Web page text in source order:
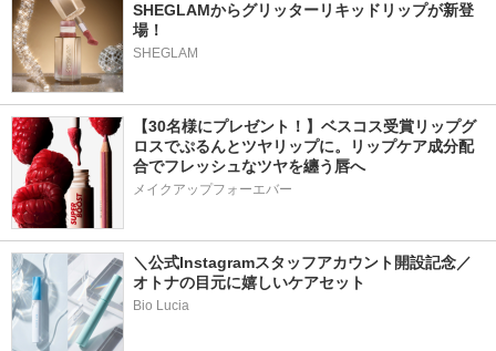
SHEGLAMからグリッターリキッドリップが新登
場！
SHEGLAM
【30名様にプレゼント！】ベスコス受賞リップグ
ロスでぷるんとツヤリップに。リップケア成分配
合でフレッシュなツヤを纏う唇へ
メイクアップフォーエバー
＼公式Instagramスタッフアカウント開設記念／
オトナの目元に嬉しいケアセット
Bio Lucia